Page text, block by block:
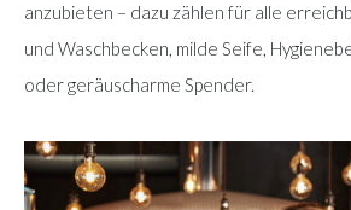
anzubieten – dazu zählen für alle
und Waschbecken, milde Seife,
oder geräuscharme Spender.